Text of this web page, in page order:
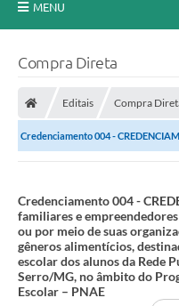
MENU
Transparência Pública
Processo Seletivo/Concurso
Online
Plano Diretor Participativo
Planejamento e Orçamento
LDO
Compra Direta
Editais Compra
Credenciamento 004 -
Credenciamento 004 -
familiares e
ou por meio de suas
gêneros alimentícios,
escolar dos alunos da Rede
Serro/MG, no âmbito do
Escolar – PNAE